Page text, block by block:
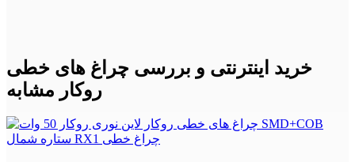
خرید اینترنتی و بررسی چراغ های خطی
روکار مشابه